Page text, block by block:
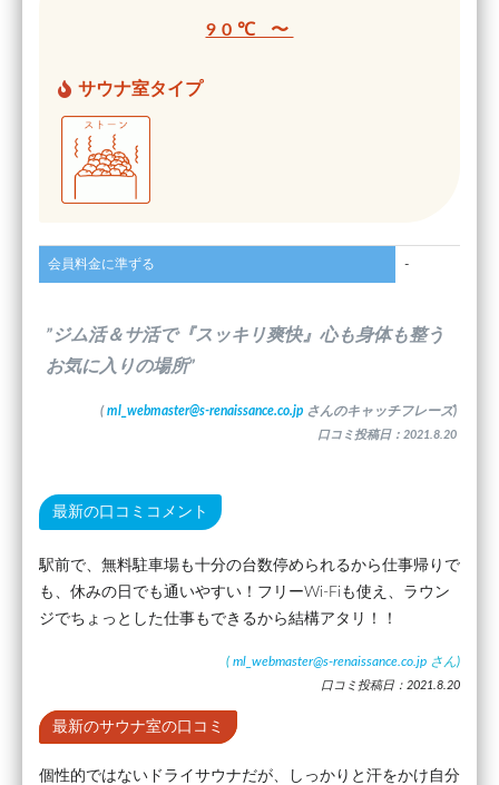
90℃ 〜
サウナ室タイプ
会員料金に準ずる -
”ジム活＆サ活で『スッキリ爽快』心も身体も整う
お気に入りの場所”
( ml_webmaster@s-renaissance.co.jp さんのキャッチフレーズ)
口コミ投稿日：2021.8.20
最新の口コミコメント
駅前で、無料駐車場も十分の台数停められるから仕事帰りで
も、休みの日でも通いやすい！フリーWi-Fiも使え、ラウン
ジでちょっとした仕事もできるから結構アタリ！！
( ml_webmaster@s-renaissance.co.jp さん)
口コミ投稿日：2021.8.20
最新のサウナ室の口コミ
個性的ではないドライサウナだが、しっかりと汗をかけ自分